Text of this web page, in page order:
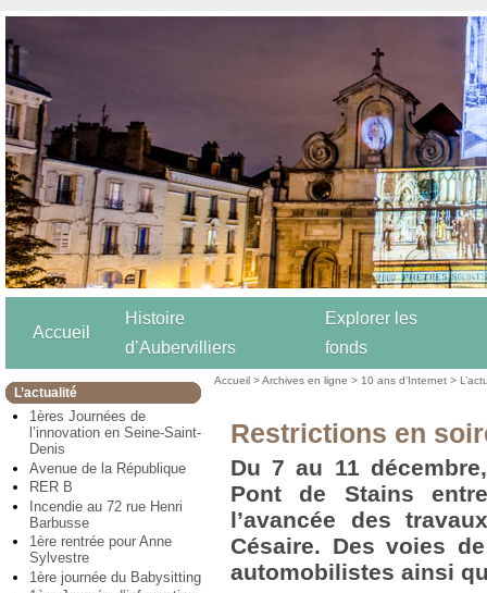
Accueil
Histoire
d’Aubervilliers
Explorer les
fonds
L’actualité
1ères Journées de
l’innovation en Seine-Saint-
Denis
Avenue de la République
RER B
Incendie au 72 rue Henri
Barbusse
1ère rentrée pour Anne
Sylvestre
1ère journée du Babysitting
Accueil >Archives en ligne > 10 ans d’Internet >
Restrictions en
Du 7 au 11
Pont de Stains
l’avancée des
Césaire. Des voies
automobilistes ainsi